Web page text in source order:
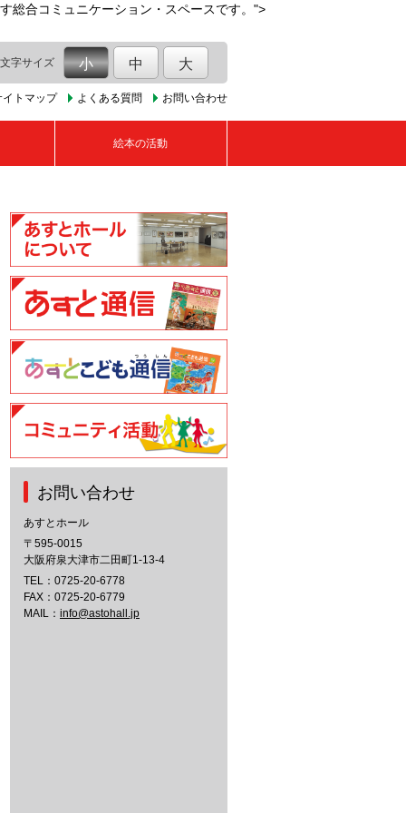
総合コミュニケーション・スペースです。">
文字サイズ 小 中 大
イトマップ よくある質問 お問い合わせ
絵本の活動
お問い合わせ
あすとホール
〒595-0015
大阪府泉大津市二田町1-13-4
TEL： 0725-20-6778
FAX：0725-20-6779
MAIL： info@astohall.jp